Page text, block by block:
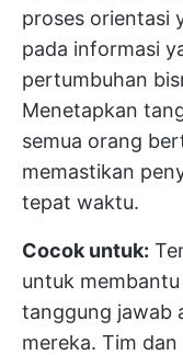
proses orientasi
pada informasi
pertumbuhan
Menetapkan
semua orang
memastikan
tepat waktu.
Cocok untuk:
untuk
tanggung jawab
mereka. Tim